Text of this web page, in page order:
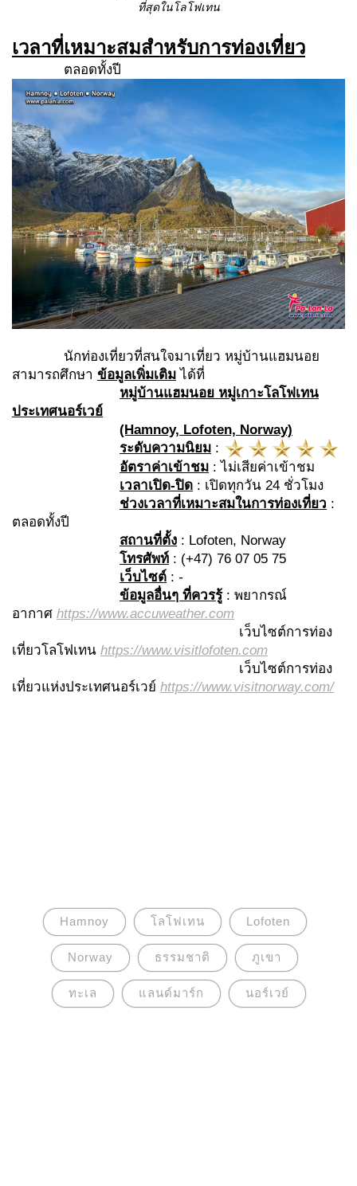
ที่สุดในโลโฟเทน
เวลาที่เหมาะสมสำหรับการท่องเที่ยว
ตลอดทั้งปี
นักท่องเที่ยวที่สนใจมาเที่ยว หมู่บ้านแฮมนอย
สามารถศึกษา ข้อมูลเพิ่มเติม ได้ที่
หมู่บ้านแฮมนอย หมู่เกาะโลโฟเทน
ประเทศนอร์เวย์
(Hamnoy, Lofoten, Norway)
ระดับความนิยม :
อัตราค่าเข้าชม : ไม่เสียค่าเข้าชม
เวลาเปิด-ปิด : เปิดทุกวัน 24 ชั่วโมง
ช่วงเวลาที่เหมาะสมในการท่องเที่ยว :
ตลอดทั้งปี
สถานที่ตั้ง : Lofoten, Norway
โทรศัพท์ : (+47) 76 07 05 75
เว็บไซต์ : -
ข้อมูลอื่นๆ ที่ควรรู้: พยากรณ์
อากาศ https://www.accuweather.com
เว็บไซต์การท่อง
เที่ยวโลโฟเทน https://www.visitlofoten.com
เว็บไซต์การท่อง
เที่ยวแห่งประเทศนอร์เวย์ https://www.visitnorway.com/
Hamnoy โลโฟเทน Lofoten
Norway ธรรมชาติ ภูเขา
ทะเล แลนด์มาร์ก นอร์เวย์